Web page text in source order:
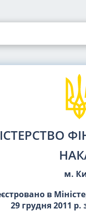
м.
в
29 грудня 2011 р.